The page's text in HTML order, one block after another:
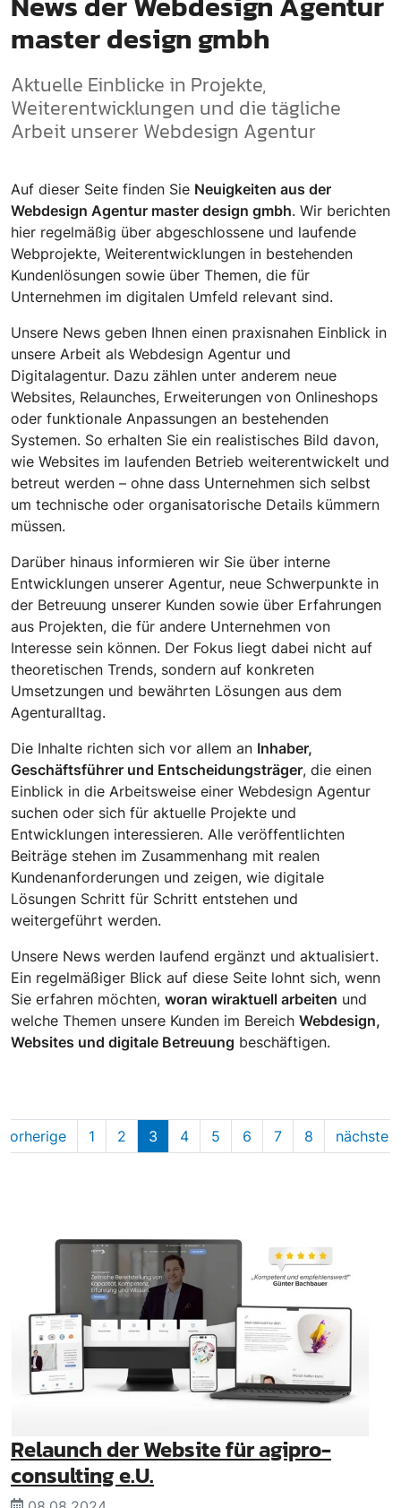
master design gmbh
Aktuelle Einblicke in Projekte,
Weiterentwicklungen und die tägliche
Arbeit unserer Webdesign Agentur
Auf dieser Seite finden Sie Neuigkeiten aus der
Webdesign Agentur master design gmbh. Wir berichten
hier regelmäßig über abgeschlossene und laufende
Webprojekte, Weiterentwicklungen in bestehenden
Kundenlösungen sowie über Themen, die für
Unternehmen im digitalen Umfeld relevant sind.
Unsere News geben Ihnen einen praxisnahen Einblick in
unsere Arbeit als Webdesign Agentur und
Digitalagentur. Dazu zählen unter anderem neue
Websites, Relaunches, Erweiterungen von Onlineshops
oder funktionale Anpassungen an bestehenden
Systemen. So erhalten Sie ein realistisches Bild davon,
wie Websites im laufenden Betrieb weiterentwickelt und
betreut werden – ohne dass Unternehmen sich selbst
um technische oder organisatorische Details kümmern
müssen.
Darüber hinaus informieren wir Sie über interne
Entwicklungen unserer Agentur, neue Schwerpunkte in
der Betreuung unserer Kunden sowie über Erfahrungen
aus Projekten, die für andere Unternehmen von
Interesse sein können. Der Fokus liegt dabei nicht auf
theoretischen Trends, sondern auf konkreten
Umsetzungen und bewährten Lösungen aus dem
Agenturalltag.
Die Inhalte richten sich vor allem an Inhaber,
Geschäftsführer und Entscheidungsträger, die einen
Einblick in die Arbeitsweise einer Webdesign Agentur
suchen oder sich für aktuelle Projekte und
Entwicklungen interessieren. Alle veröffentlichten
Beiträge stehen im Zusammenhang mit realen
Kundenanforderungen und zeigen, wie digitale
Lösungen Schritt für Schritt entstehen und
weitergeführt werden.
Unsere News werden laufend ergänzt und aktualisiert.
Ein regelmäßiger Blick auf diese Seite lohnt sich, wenn
Sie erfahren möchten, woran wiraktuell arbeiten und
welche Themen unsere Kunden im Bereich Webdesign,
Websites und digitale Betreuung beschäftigen.
vorherige 1 2 3 4 5 6 7 8 nächste
Relaunch der Website für agipro-
consulting e.U.